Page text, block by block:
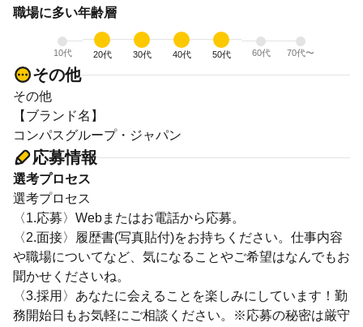
職場に多い年齢層
10代 20代 30代 40代 50代 60代 70代〜
その他
その他
【ブランド名】
コンパスグループ・ジャパン
応募情報
選考プロセス
選考プロセス
〈1.応募〉Webまたはお電話から応募。
〈2.面接〉履歴書(写真貼付)をお持ちください。仕事内容
や職場についてなど、気になることやご希望はなんでもお
聞かせくださいね。
〈3.採用〉あなたに会えることを楽しみにしています！勤
務開始日もお気軽にご相談ください。※応募の秘密は厳守